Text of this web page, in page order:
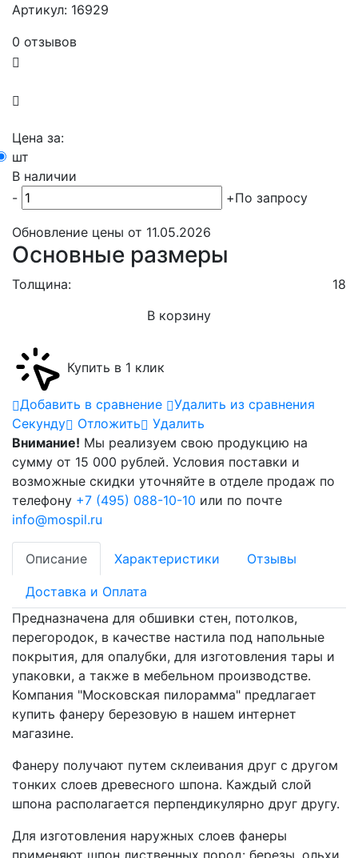
Артикул: 16929
0 отзывов
Цена за:
шт
В наличии
-
+По запросу
Обновление цены от 11.05.2026
Основные размеры
Толщина:
18
В корзину
Купить в 1 клик
Добавить в сравнение
Удалить из сравнения
Cекунду
Отложить
Удалить
Внимание! Мы реализуем свою продукцию на
сумму от 15 000 рублей. Условия поставки и
возможные скидки уточняйте в отделе продаж по
телефону +7 (495) 088-10-10 или по почте
info@mospil.ru
Описание Характеристики Отзывы
Доставка и Оплата
Предназначена для обшивки стен, потолков,
перегородок, в качестве настила под напольные
покрытия, для опалубки, для изготовления тары и
упаковки, а также в мебельном производстве.
Компания "Московская пилорамма" предлагает
купить фанеру березовую в нашем интернет
магазине.
Фанеру получают путем склеивания друг с другом
тонких слоев древесного шпона. Каждый слой
шпона располагается перпендикулярно друг другу.
Для изготовления наружных слоев фанеры
применяют шпон лиственных пород: березы, ольхи,